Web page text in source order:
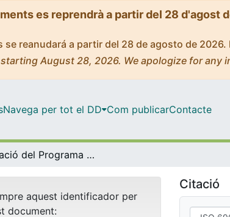
es reprendrà a partir del 28 d'agost
reanudará a partir del 28 de agosto de
August 28, 2026. We apologize for any
Navega per tot el DD Com publicarContacte
Avaluació del Programa "Toca fusta, el benestar mitjançant la fusta"
aquest identificador per
document:
Citació